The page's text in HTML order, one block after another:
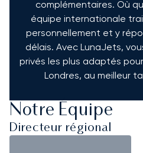
complémentaires. Où
équipe internationale
personnellement et y
délais. Avec LunaJets,
privés les plus adaptés
Londres, au meilleur
Notre Équipe
Directeur régional